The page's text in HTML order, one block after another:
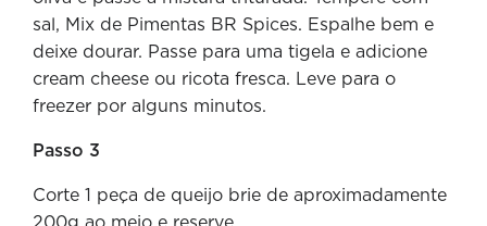
sal, Mix de Pimentas BR Spices. Espalhe bem e
deixe dourar. Passe para uma tigela e adicione
cream cheese ou ricota fresca. Leve para o
freezer por alguns minutos.
Passo 3
Corte 1 peça de queijo brie de aproximadamente